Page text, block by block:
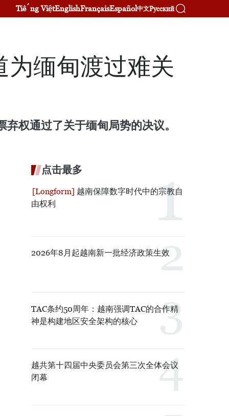
Tiếng ViệtEnglishFrançaisEspañol中文Русский
为缅甸渡过难关
权通过了关于缅甸局势的决议。
点击最多
越南保障数字时代中的宗教自
由权利
2026年8月起越南新一批经济政策生效
TAC条约50周年：越南强调TAC的合作精
神是构建地区安全架构的核心
越共第十四届中央委员会第三次全体会议
闭幕